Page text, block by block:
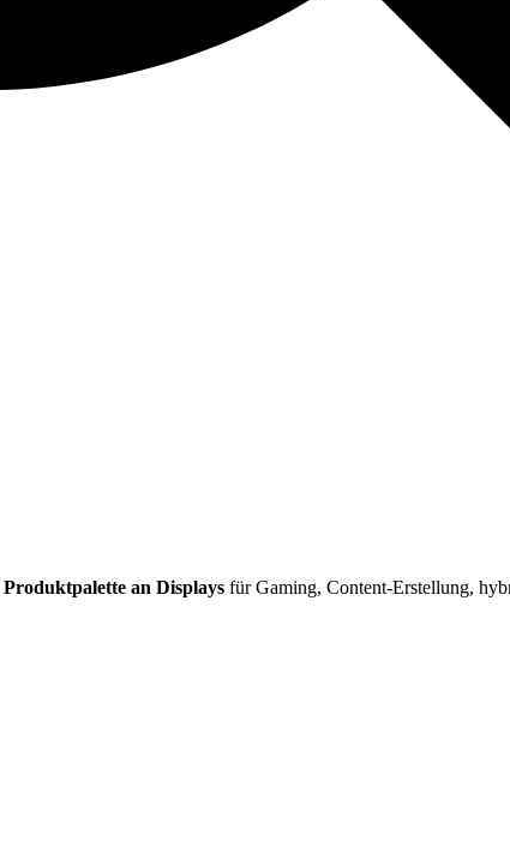
Produktpalette an Displays für Gaming, Content-Erstellung,